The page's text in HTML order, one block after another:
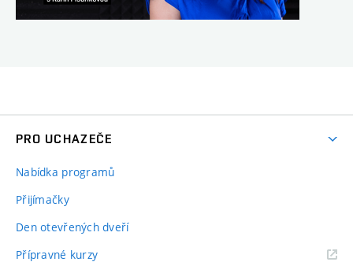
PRO UCHAZEČE
Nabídka programů
Přijímačky
Den otevřených dveří
Přípravné kurzy